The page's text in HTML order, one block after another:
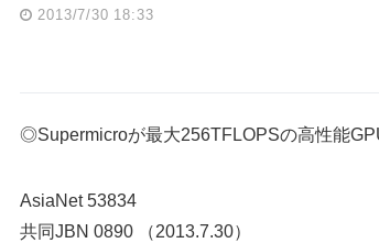
2013/7/30 18:33
◎Supermicroが最大256TFLOPSの高性能
AsiaNet 53834
共同JBN 0890 （2013.7.30）